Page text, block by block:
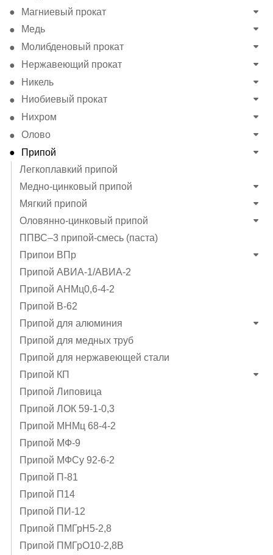
Магниевый прокат
Медь
Молибденовый прокат
Нержавеющий прокат
Никель
Ниобиевый прокат
Нихром
Олово
Припой
Легкоплавкий припой
Медно-цинковый припой
Мягкий припой
Оловянно-цинковый припой
ППВС–3 припой-смесь (паста)
Припои ВПр
Припой АВИА-1/АВИА-2
Припой АНМц0,6-4-2
Припой В-62
Припой для алюминия
Припой для медных труб
Припой для нержавеющей стали
Припой КП
Припой Липовица
Припой ЛОК 59-1-0,3
Припой МНМц 68-4-2
Припой МФ-9
Припой МФСу 92-6-2
Припой П-81
Припой П14
Припой ПИ-12
Припой ПМГрН5-2,8
Припой ПМГрО10-2,8В